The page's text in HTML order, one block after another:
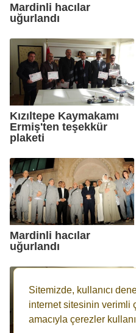
Mardinli hacılar
uğurlandı
Kızıltepe Kaymakamı
Ermiş'ten teşekkür
plaketi
Mardinli hacılar
uğurlandı
Sitemizde, kullanıcı
internet sitesinin verimli
amacıyla çerezler